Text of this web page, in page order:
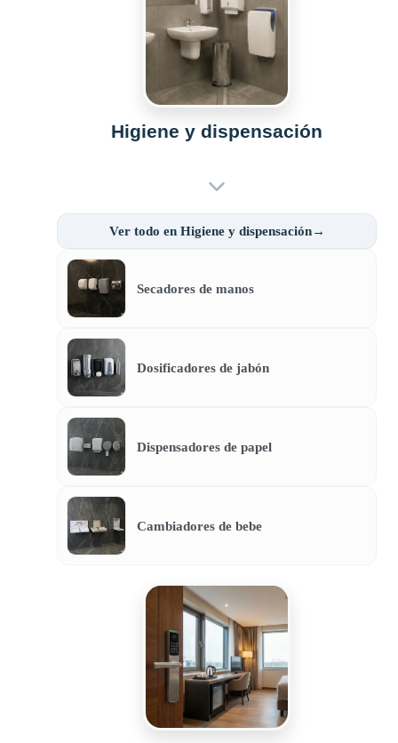
Higiene y dispensación
Ver todo en Higiene y dispensación→
Secadores de manos
Dosificadores de jabón
Dispensadores de papel
Cambiadores de bebe